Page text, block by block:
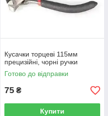
Кусачки торцеві 115мм
прецизійні, чорні ручки
Готово до відправки
75 ₴
Купити